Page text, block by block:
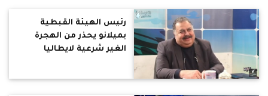
رئيس الهيئة القبطية
بميلانو يحذر من الهجرة
الغير شرعية لايطاليا